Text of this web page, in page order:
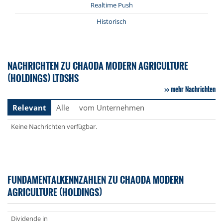
Realtime Push
Historisch
NACHRICHTEN ZU CHAODA MODERN AGRICULTURE
(HOLDINGS) LTDSHS
mehr Nachrichten
Relevant
Alle vom Unternehmen
Keine Nachrichten verfügbar.
FUNDAMENTALKENNZAHLEN ZU CHAODA MODERN
AGRICULTURE (HOLDINGS)
Dividende in